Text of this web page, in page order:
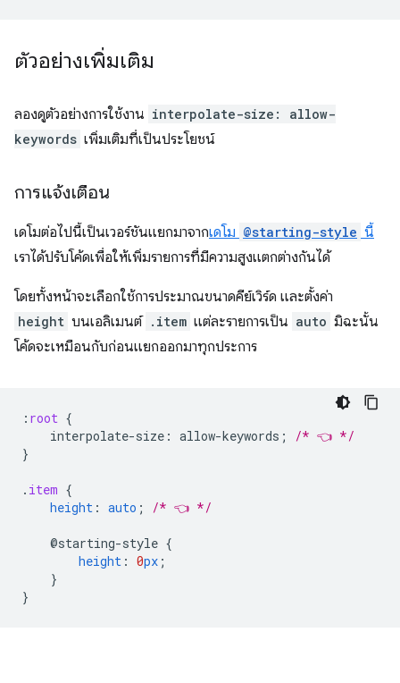
ตัวอย่างเพิ่มเติม
ลองดูตัวอย่างการใช้งาน interpolate-size: allow-
keywords เพิ่มเติมที่เป็นประโยชน์
การแจ้งเตือน
เดโมต่อไปนี้เป็นเวอร์ชันแยกมาจากเดโม @starting-style นี้
เราได้ปรับโค้ดเพื่อให้เพิ่มรายการที่มีความสูงแตกต่างกันได้
โดยทั้งหน้าจะเลือกใช้การประมาณขนาดคีย์เวิร์ด และตั้งค่า
height บนเอลิเมนต์ .item แต่ละรายการเป็น auto มิฉะนั้น
โค้ดจะเหมือนกับก่อนแยกออกมาทุกประการ
: root {
interpolate-size : allow-keywords ;
/* 👈 */
}
. item {
height : auto ; /* 👈 */
@starting-style {
height : 0px ;
}
}